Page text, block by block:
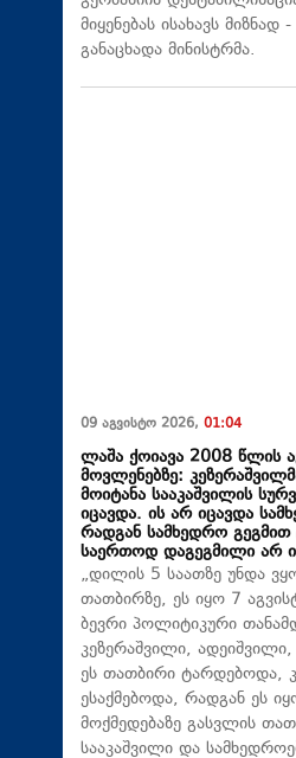
მიყენებას ისახავს
განაცხადა მინისტრმა.
09 აგვისტო 2026, 01:04
ლაშა ქოიავა 2008 წლის
მოვლენებზე:
მოიტანა სააკაშვილის
იცავდა. ის არ იცავდა
რადგან სამხედრო გეგმით
საერთოდ დაგეგმილი არ
„დილის 5 საათზე უნდა
თათბირზე, ეს იყო 7
ბევრი პოლიტიკური
კეზერაშვილი,
ეს თათბირი ტარდებოდა,
ესაქმებოდა, რადგან ეს
მოქმედებაზე გასვლის
სააკაშვილი და